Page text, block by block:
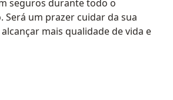
seguros durante todo o
Será um prazer cuidar da sua
mais qualidade de vida e